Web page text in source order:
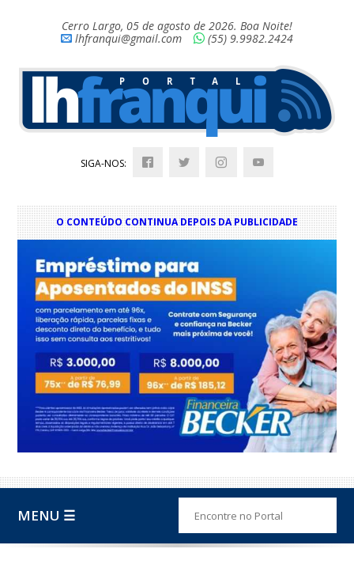
Cerro Largo, 05 de agosto de 2026. Boa Noite!
lhfranqui@gmail.com
(55) 9.9982.2424
SIGA-NOS:
O CONTEÚDO CONTINUA DEPOIS DA PUBLICIDADE
MENU ☰